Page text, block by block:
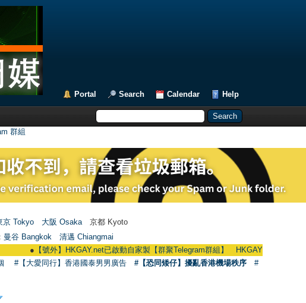
Portal Search Calendar Help
群組
京 Tokyo 大阪 Osaka 京都 Kyoto
曼谷 Bangkok
清邁 Chiangmai
號外】HKGAY.net已啟動自家製【群聚Telegram群組】 HKGAY.net has already
#【大愛同行】香港國泰男男廣告 #【恐同矮仔】擾亂香港機場秩序
#